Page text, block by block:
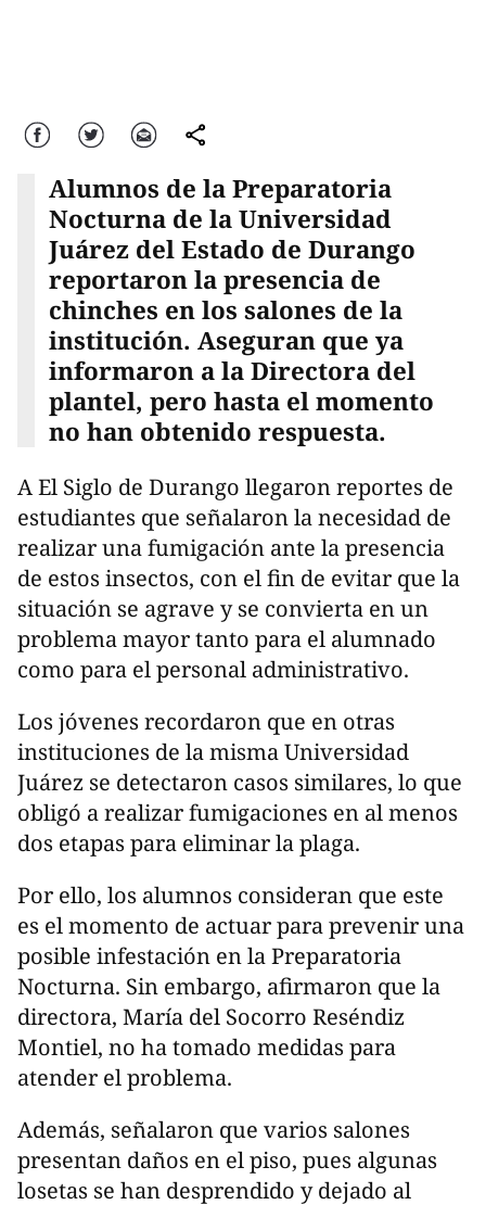
Facebook Twitter Correo comparte
Alumnos de la Preparatoria
Nocturna de la Universidad
Juárez del Estado de Durango
reportaron la presencia de
chinches en los salones de la
institución. Aseguran que ya
informaron a la Directora del
plantel, pero hasta el momento
no han obtenido respuesta.
A El Siglo de Durango llegaron reportes de
estudiantes que señalaron la necesidad de
realizar una fumigación ante la presencia
de estos insectos, con el fin de evitar que la
situación se agrave y se convierta en un
problema mayor tanto para el alumnado
como para el personal administrativo.
Los jóvenes recordaron que en otras
instituciones de la misma Universidad
Juárez se detectaron casos similares, lo que
obligó a realizar fumigaciones en al menos
dos etapas para eliminar la plaga.
Por ello, los alumnos consideran que este
es el momento de actuar para prevenir una
posible infestación en la Preparatoria
Nocturna. Sin embargo, afirmaron que la
directora, María del Socorro Reséndiz
Montiel, no ha tomado medidas para
atender el problema.
Además, señalaron que varios salones
presentan daños en el piso, pues algunas
losetas se han desprendido y dejado al